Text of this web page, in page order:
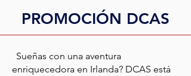
PROMOCIÓN DCAS
Sueñas con una aventura
enriquecedora en Irlanda? DCAS está